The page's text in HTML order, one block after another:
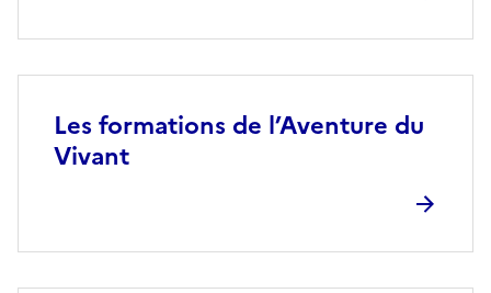
Les formations de l’Aventure du
Vivant